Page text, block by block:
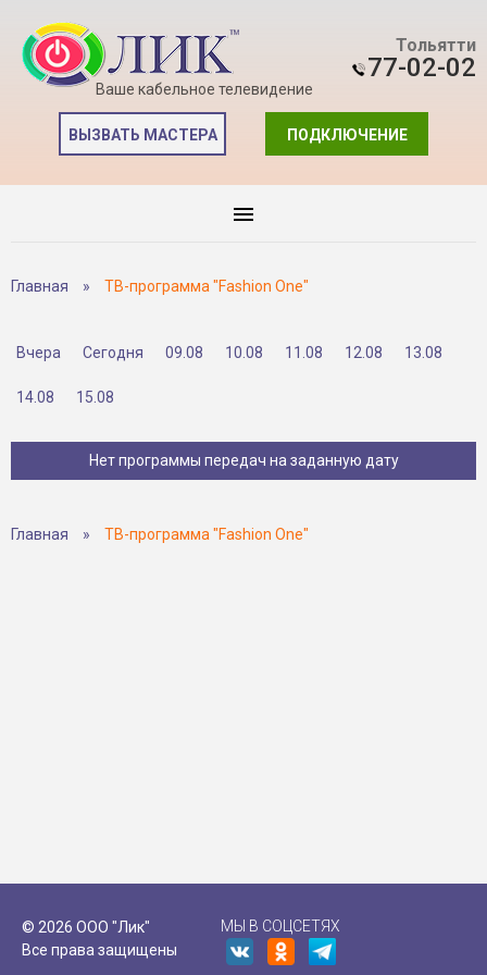
Ваше кабельное телевидение
Тольятти
77-02-02
ПОДКЛЮЧЕНИЕ
ВЫЗВАТЬ МАСТЕРА
Главная » ТВ-программа "Fashion One"
Вчера Сегодня 09.08 10.08 11.08 12.08 13.08
14.08 15.08
Нет программы передач на заданную дату
Главная » ТВ-программа "Fashion One"
© 2026 ООО "Лик"
Все права защищены
МЫ В СОЦСЕТЯХ